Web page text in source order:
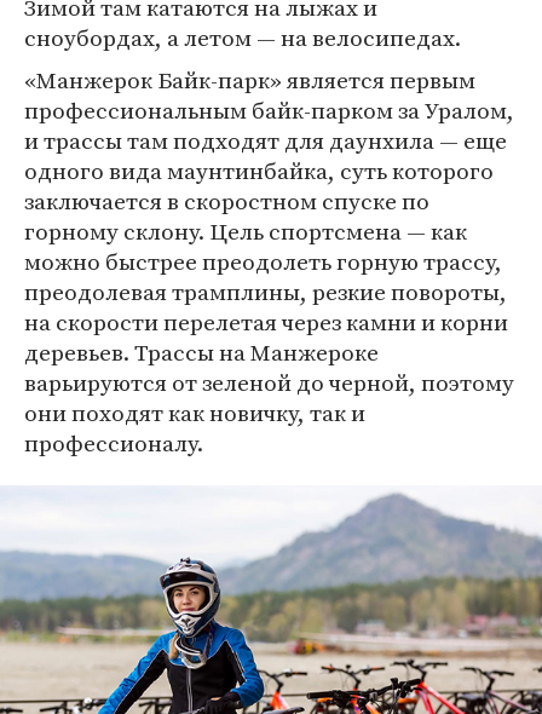
Зимой там катаются на лыжах и
сноубордах, а летом — на велосипедах.
«Манжерок Байк-парк» является первым
профессиональным байк-парком за Уралом,
и трассы там подходят для даунхила — еще
одного вида маунтинбайка, суть которого
заключается в скоростном спуске по
горному склону. Цель спортсмена — как
можно быстрее преодолеть горную трассу,
преодолевая трамплины, резкие повороты,
на скорости перелетая через камни и корни
деревьев. Трассы на Манжероке
варьируются от зеленой до черной, поэтому
они походят как новичку, так и
профессионалу.